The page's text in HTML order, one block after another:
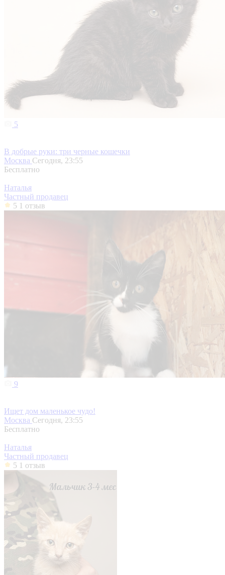
5
В добрые руки: три черные кошечки
Москва Сегодня, 23:55
Бесплатно
Наталья
Частный продавец
5 1 отзыв
9
Ищет дом маленькое чудо!
Москва Сегодня, 23:55
Бесплатно
Наталья
Частный продавец
5 1 отзыв